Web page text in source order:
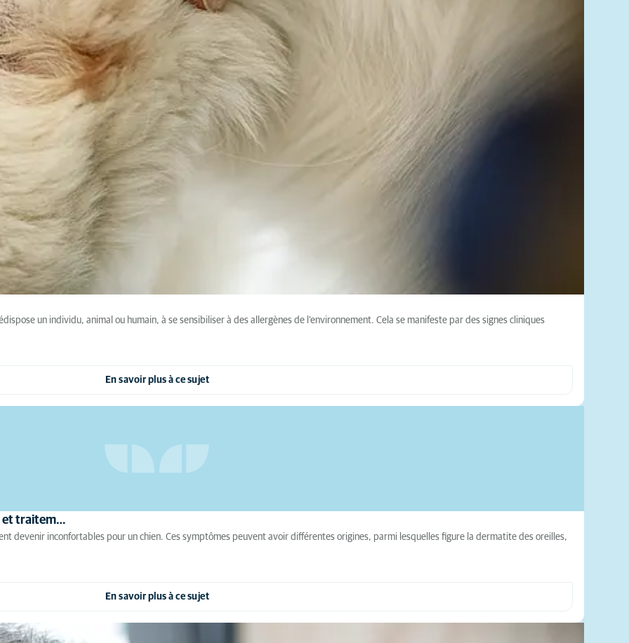
un individu, animal ou humain, à se sensibiliser à des allergènes de l’environnement. Cela se manifeste par des signes cliniques
En savoir plus à ce sujet
et traitem…
devenir inconfortables pour un chien. Ces symptômes peuvent avoir différentes origines, parmi lesquelles figure la dermatite des oreilles,
En savoir plus à ce sujet